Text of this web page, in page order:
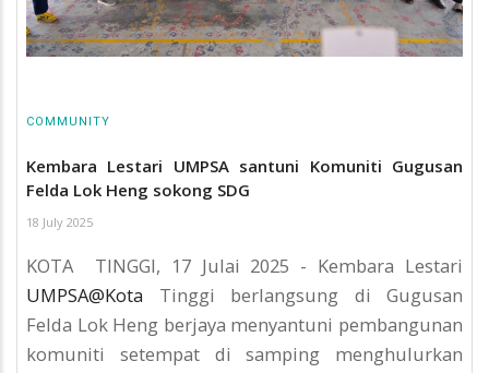
COMMUNITY
Kembara Lestari UMPSA santuni Komuniti Gugusan
Felda Lok Heng sokong SDG
18 July 2025
KOTA TINGGI, 17 Julai 2025 - Kembara Lestari
UMPSA@Kota Tinggi berlangsung di Gugusan
Felda Lok Heng berjaya menyantuni pembangunan
komuniti setempat di samping menghulurkan